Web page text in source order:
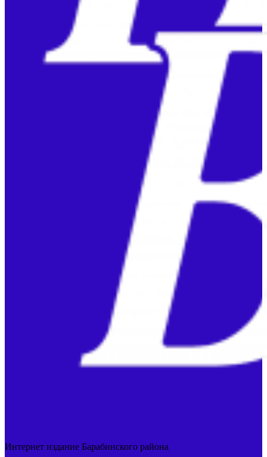
Интернет издание Барабинского района